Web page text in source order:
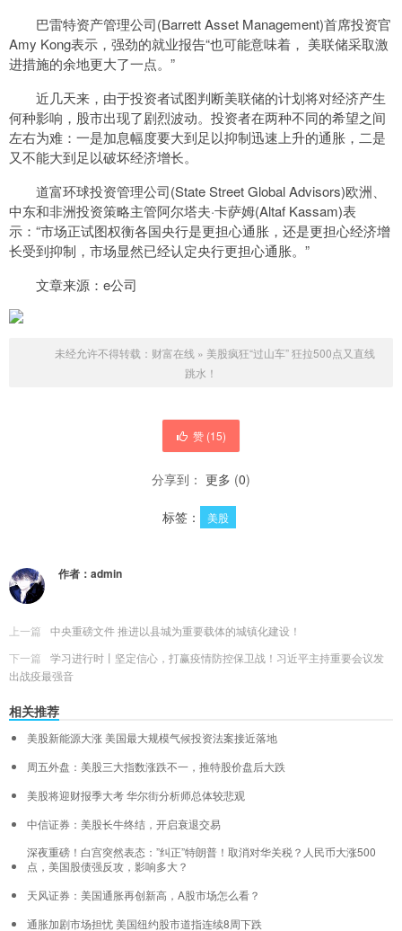
巴雷特资产管理公司(Barrett Asset Management)首席投资官
Amy Kong表示，强劲的就业报告“也可能意味着， 美联储采取激
进措施的余地更大了一点。”
近几天来，由于投资者试图判断美联储的计划将对经济产生
何种影响，股市出现了剧烈波动。投资者在两种不同的希望之间
左右为难：一是加息幅度要大到足以抑制迅速上升的通胀，二是
又不能大到足以破坏经济增长。
道富环球投资管理公司(State Street Global Advisors)欧洲、
中东和非洲投资策略主管阿尔塔夫·卡萨姆(Altaf Kassam)表
示：“市场正试图权衡各国央行是更担心通胀，还是更担心经济增
长受到抑制，市场显然已经认定央行更担心通胀。”
文章来源：e公司
未经允许不得转载： 财富在线 » 美股疯狂“过山车” 狂拉500点又直线
跳水！
赞 (15)
分享到： 更多 (0)
标签： 美股
作者： admin
上一篇
中央重磅文件 推进以县城为重要载体的城镇化建设！
下一篇
学习进行时丨坚定信心，打赢疫情防控保卫战！习近平主持重要会议发
出战疫最强音
相关推荐
美股新能源大涨 美国最大规模气候投资法案接近落地
周五外盘：美股三大指数涨跌不一，推特股价盘后大跌
美股将迎财报季大考 华尔街分析师总体较悲观
中信证券：美股长牛终结，开启衰退交易
深夜重磅！白宫突然表态：”纠正”特朗普！取消对华关税？人民币大涨500
点，美国股债强反攻，影响多大？
天风证券：美国通胀再创新高，A股市场怎么看？
通胀加剧市场担忧 美国纽约股市道指连续8周下跌